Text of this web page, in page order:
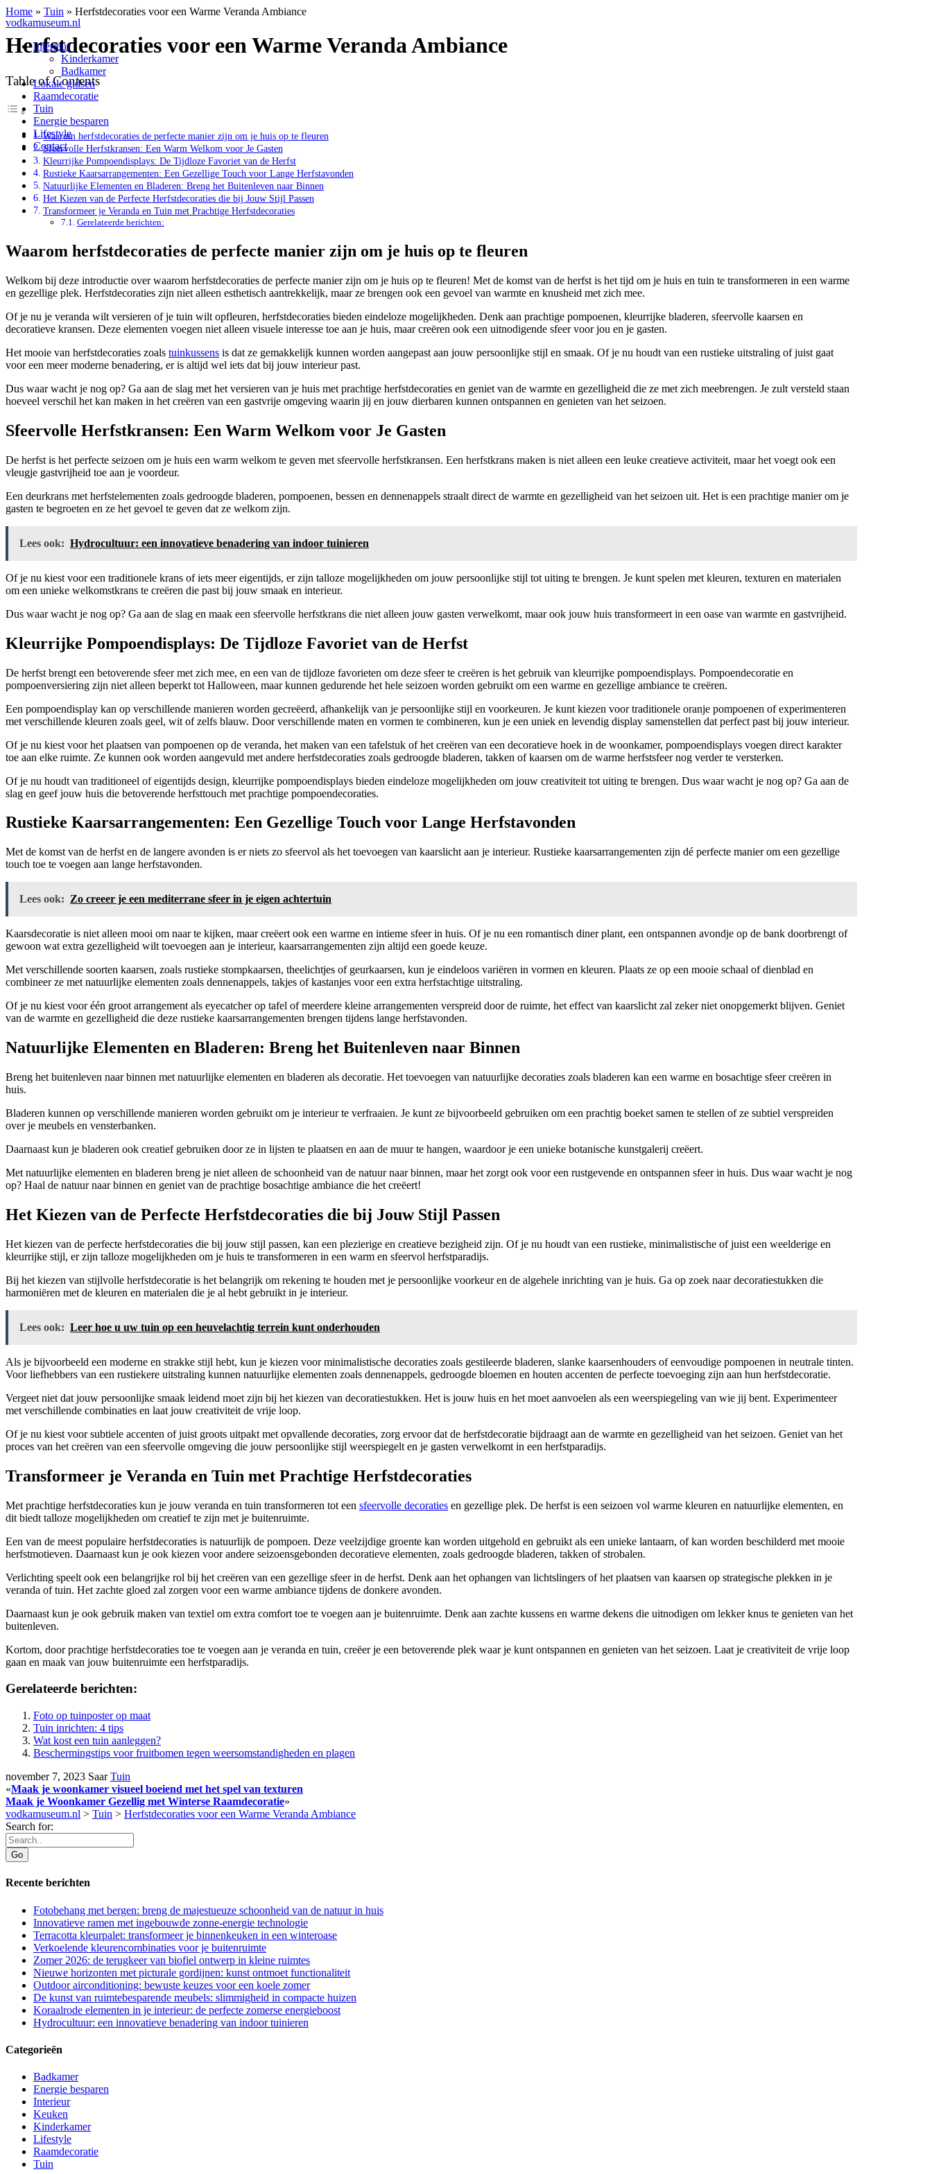
vodkamuseum.nl
Interieur
Kinderkamer
Badkamer
Lokale gidsen
Raamdecoratie
Tuin
Energie besparen
Lifestyle
Contact
Home » Tuin » Herfstdecoraties voor een Warme Veranda Ambiance
Herfstdecoraties voor een Warme Veranda Ambiance
Table of Contents
Waarom herfstdecoraties de perfecte manier zijn om je huis op te fleuren
Sfeervolle Herfstkransen: Een Warm Welkom voor Je Gasten
Kleurrijke Pompoendisplays: De Tijdloze Favoriet van de Herfst
Rustieke Kaarsarrangementen: Een Gezellige Touch voor Lange Herfstavonden
Natuurlijke Elementen en Bladeren: Breng het Buitenleven naar Binnen
Het Kiezen van de Perfecte Herfstdecoraties die bij Jouw Stijl Passen
Transformeer je Veranda en Tuin met Prachtige Herfstdecoraties
Gerelateerde berichten:
Waarom herfstdecoraties de perfecte manier zijn om je huis op te fleuren
Welkom bij deze introductie over waarom herfstdecoraties de perfecte manier zijn om je huis op te fleuren! Met de komst van de herfst is het tijd om je huis en tuin te transformeren in een warme
en gezellige plek. Herfstdecoraties zijn niet alleen esthetisch aantrekkelijk, maar ze brengen ook een gevoel van warmte en knusheid met zich mee.
Of je nu je veranda wilt versieren of je tuin wilt opfleuren, herfstdecoraties bieden eindeloze mogelijkheden. Denk aan prachtige pompoenen, kleurrijke bladeren, sfeervolle kaarsen en
decoratieve kransen. Deze elementen voegen niet alleen visuele interesse toe aan je huis, maar creëren ook een uitnodigende sfeer voor jou en je gasten.
Het mooie van herfstdecoraties zoals tuinkussens is dat ze gemakkelijk kunnen worden aangepast aan jouw persoonlijke stijl en smaak. Of je nu houdt van een rustieke uitstraling of juist gaat
voor een meer moderne benadering, er is altijd wel iets dat bij jouw interieur past.
Dus waar wacht je nog op? Ga aan de slag met het versieren van je huis met prachtige herfstdecoraties en geniet van de warmte en gezelligheid die ze met zich meebrengen. Je zult versteld staan ​​
hoeveel verschil het kan maken in het creëren van een gastvrije omgeving waarin jij en jouw dierbaren kunnen ontspannen en genieten van het seizoen.
Sfeervolle Herfstkransen: Een Warm Welkom voor Je Gasten
De herfst is het perfecte seizoen om je huis een warm welkom te geven met sfeervolle herfstkransen. Een herfstkrans maken is niet alleen een leuke creatieve activiteit, maar het voegt ook een
vleugje gastvrijheid toe aan je voordeur.
Een deurkrans met herfstelementen zoals gedroogde bladeren, pompoenen, bessen en dennenappels straalt direct de warmte en gezelligheid van het seizoen uit. Het is een prachtige manier om je
gasten te begroeten en ze het gevoel te geven dat ze welkom zijn.
Lees ook: Hydrocultuur: een innovatieve benadering van indoor tuinieren
Of je nu kiest voor een traditionele krans of iets meer eigentijds, er zijn talloze mogelijkheden om jouw persoonlijke stijl tot uiting te brengen. Je kunt spelen met kleuren, texturen en materialen
om een unieke welkomstkrans te creëren die past bij jouw smaak en interieur.
Dus waar wacht je nog op? Ga aan de slag en maak een sfeervolle herfstkrans die niet alleen jouw gasten verwelkomt, maar ook jouw huis transformeert in een oase van warmte en gastvrijheid.
Kleurrijke Pompoendisplays: De Tijdloze Favoriet van de Herfst
De herfst brengt een betoverende sfeer met zich mee, en een van de tijdloze favorieten om deze sfeer te creëren is het gebruik van kleurrijke pompoendisplays. Pompoendecoratie en
pompoenversiering zijn niet alleen beperkt tot Halloween, maar kunnen gedurende het hele seizoen worden gebruikt om een warme en gezellige ambiance te creëren.
Een pompoendisplay kan op verschillende manieren worden gecreëerd, afhankelijk van je persoonlijke stijl en voorkeuren. Je kunt kiezen voor traditionele oranje pompoenen of experimenteren
met verschillende kleuren zoals geel, wit of zelfs blauw. Door verschillende maten en vormen te combineren, kun je een uniek en levendig display samenstellen dat perfect past bij jouw interieur.
Of je nu kiest voor het plaatsen van pompoenen op de veranda, het maken van een tafelstuk of het creëren van een decoratieve hoek in de woonkamer, pompoendisplays voegen direct karakter
toe aan elke ruimte. Ze kunnen ook worden aangevuld met andere herfstdecoraties zoals gedroogde bladeren, takken of kaarsen om de warme herfstsfeer nog verder te versterken.
Of je nu houdt van traditioneel of eigentijds design, kleurrijke pompoendisplays bieden eindeloze mogelijkheden om jouw creativiteit tot uiting te brengen. Dus waar wacht je nog op? Ga aan de
slag en geef jouw huis die betoverende herfsttouch met prachtige pompoendecoraties.
Rustieke Kaarsarrangementen: Een Gezellige Touch voor Lange Herfstavonden
Met de komst van de herfst en de langere avonden is er niets zo sfeervol als het toevoegen van kaarslicht aan je interieur. Rustieke kaarsarrangementen zijn dé perfecte manier om een gezellige
touch toe te voegen aan lange herfstavonden.
Lees ook: Zo creeer je een mediterrane sfeer in je eigen achtertuin
Kaarsdecoratie is niet alleen mooi om naar te kijken, maar creëert ook een warme en intieme sfeer in huis. Of je nu een romantisch diner plant, een ontspannen avondje op de bank doorbrengt of
gewoon wat extra gezelligheid wilt toevoegen aan je interieur, kaarsarrangementen zijn altijd een goede keuze.
Met verschillende soorten kaarsen, zoals rustieke stompkaarsen, theelichtjes of geurkaarsen, kun je eindeloos variëren in vormen en kleuren. Plaats ze op een mooie schaal of dienblad en
combineer ze met natuurlijke elementen zoals dennenappels, takjes of kastanjes voor een extra herfstachtige uitstraling.
Of je nu kiest voor één groot arrangement als eyecatcher op tafel of meerdere kleine arrangementen verspreid door de ruimte, het effect van kaarslicht zal zeker niet onopgemerkt blijven. Geniet
van de warmte en gezelligheid die deze rustieke kaarsarrangementen brengen tijdens lange herfstavonden.
Natuurlijke Elementen en Bladeren: Breng het Buitenleven naar Binnen
Breng het buitenleven naar binnen met natuurlijke elementen en bladeren als decoratie. Het toevoegen van natuurlijke decoraties zoals bladeren kan een warme en bosachtige sfeer creëren in
huis.
Bladeren kunnen op verschillende manieren worden gebruikt om je interieur te verfraaien. Je kunt ze bijvoorbeeld gebruiken om een prachtig boeket samen te stellen of ze subtiel verspreiden
over je meubels en vensterbanken.
Daarnaast kun je bladeren ook creatief gebruiken door ze in lijsten te plaatsen en aan de muur te hangen, waardoor je een unieke botanische kunstgalerij creëert.
Met natuurlijke elementen en bladeren breng je niet alleen de schoonheid van de natuur naar binnen, maar het zorgt ook voor een rustgevende en ontspannen sfeer in huis. Dus waar wacht je nog
op? Haal de natuur naar binnen en geniet van de prachtige bosachtige ambiance die het creëert!
Het Kiezen van de Perfecte Herfstdecoraties die bij Jouw Stijl Passen
Het kiezen van de perfecte herfstdecoraties die bij jouw stijl passen, kan een plezierige en creatieve bezigheid zijn. Of je nu houdt van een rustieke, minimalistische of juist een weelderige en
kleurrijke stijl, er zijn talloze mogelijkheden om je huis te transformeren in een warm en sfeervol herfstparadijs.
Bij het kiezen van stijlvolle herfstdecoratie is het belangrijk om rekening te houden met je persoonlijke voorkeur en de algehele inrichting van je huis. Ga op zoek naar decoratiestukken die
harmoniëren met de kleuren en materialen die je al hebt gebruikt in je interieur.
Lees ook: Leer hoe u uw tuin op een heuvelachtig terrein kunt onderhouden
Als je bijvoorbeeld een moderne en strakke stijl hebt, kun je kiezen voor minimalistische decoraties zoals gestileerde bladeren, slanke kaarsenhouders of eenvoudige pompoenen in neutrale tinten.
Voor liefhebbers van een rustiekere uitstraling kunnen natuurlijke elementen zoals dennenappels, gedroogde bloemen en houten accenten de perfecte toevoeging zijn aan hun herfstdecoratie.
Vergeet niet dat jouw persoonlijke smaak leidend moet zijn bij het kiezen van decoratiestukken. Het is jouw huis en het moet aanvoelen als een weerspiegeling van wie jij bent. Experimenteer
met verschillende combinaties en laat jouw creativiteit de vrije loop.
Of je nu kiest voor subtiele accenten of juist groots uitpakt met opvallende decoraties, zorg ervoor dat de herfstdecoratie bijdraagt aan de warmte en gezelligheid van het seizoen. Geniet van het
proces van het creëren van een sfeervolle omgeving die jouw persoonlijke stijl weerspiegelt en je gasten verwelkomt in een herfstparadijs.
Transformeer je Veranda en Tuin met Prachtige Herfstdecoraties
Met prachtige herfstdecoraties kun je jouw veranda en tuin transformeren tot een sfeervolle decoraties en gezellige plek. De herfst is een seizoen vol warme kleuren en natuurlijke elementen, en
dit biedt talloze mogelijkheden om creatief te zijn met je buitenruimte.
Een van de meest populaire herfstdecoraties is natuurlijk de pompoen. Deze veelzijdige groente kan worden uitgehold en gebruikt als een unieke lantaarn, of kan worden beschilderd met mooie
herfstmotieven. Daarnaast kun je ook kiezen voor andere seizoensgebonden decoratieve elementen, zoals gedroogde bladeren, takken of strobalen.
Verlichting speelt ook een belangrijke rol bij het creëren van een gezellige sfeer in de herfst. Denk aan het ophangen van lichtslingers of het plaatsen van kaarsen op strategische plekken in je
veranda of tuin. Het zachte gloed zal zorgen voor een warme ambiance tijdens de donkere avonden.
Daarnaast kun je ook gebruik maken van textiel om extra comfort toe te voegen aan je buitenruimte. Denk aan zachte kussens en warme dekens die uitnodigen om lekker knus te genieten van het
buitenleven.
Kortom, door prachtige herfstdecoraties toe te voegen aan je veranda en tuin, creëer je een betoverende plek waar je kunt ontspannen en genieten van het seizoen. Laat je creativiteit de vrije loop
gaan en maak van jouw buitenruimte een herfstparadijs.
Gerelateerde berichten:
Foto op tuinposter op maat
Tuin inrichten: 4 tips
Wat kost een tuin aanleggen?
Beschermingstips voor fruitbomen tegen weersomstandigheden en plagen
november 7, 2023 Saar Tuin
«Maak je woonkamer visueel boeiend met het spel van texturen
Maak je Woonkamer Gezellig met Winterse Raamdecoratie»
vodkamuseum.nl > Tuin > Herfstdecoraties voor een Warme Veranda Ambiance
Search for:
Recente berichten
Fotobehang met bergen: breng de majestueuze schoonheid van de natuur in huis
Innovatieve ramen met ingebouwde zonne-energie technologie
Terracotta kleurpalet: transformeer je binnenkeuken in een winteroase
Verkoelende kleurencombinaties voor je buitenruimte
Zomer 2026: de terugkeer van biofiel ontwerp in kleine ruimtes
Nieuwe horizonten met picturale gordijnen: kunst ontmoet functionaliteit
Outdoor airconditioning: bewuste keuzes voor een koele zomer
De kunst van ruimtebesparende meubels: slimmigheid in compacte huizen
Koraalrode elementen in je interieur: de perfecte zomerse energieboost
Hydrocultuur: een innovatieve benadering van indoor tuinieren
Categorieën
Badkamer
Energie besparen
Interieur
Keuken
Kinderkamer
Lifestyle
Raamdecoratie
Tuin